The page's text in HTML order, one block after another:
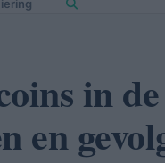
in de
en